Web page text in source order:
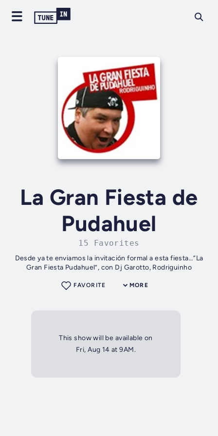
La Gran Fiesta de
Pudahuel
15 Favorites
Desde ya te enviamos la invitación formal a esta fiesta…“La
Gran Fiesta Pudahuel”, con Dj Garotto, Rodriguinho
MORE
FAVORITE
This show will be available on
Fri, Aug 14 at 9AM.